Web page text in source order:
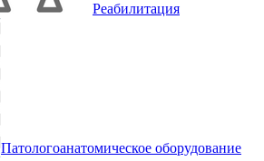
Реабилитация
Патологоанатомическое оборудование